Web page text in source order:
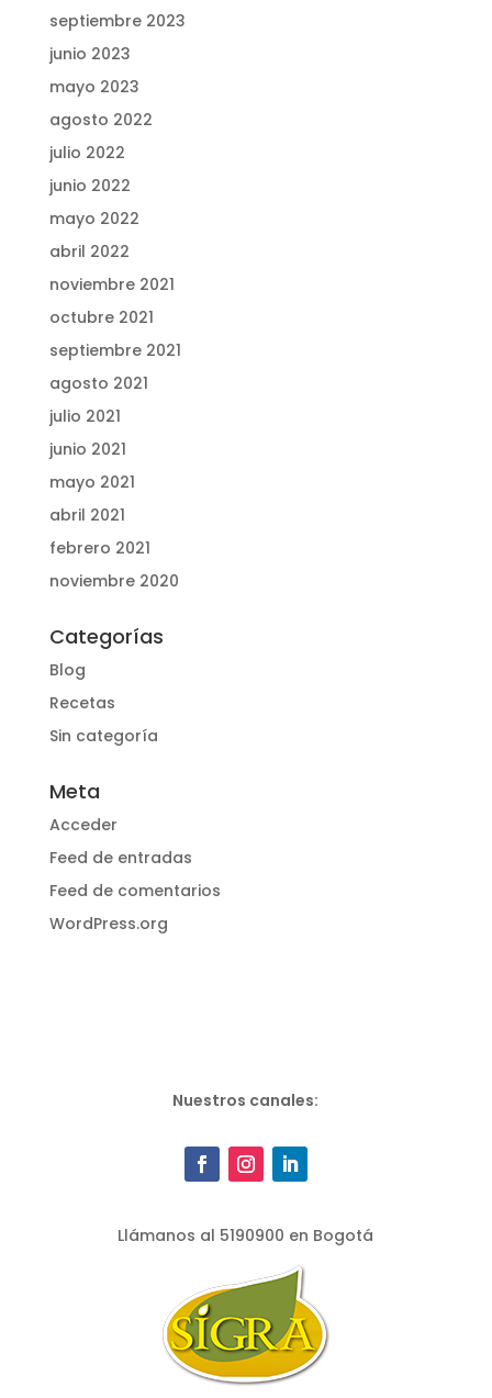
septiembre 2023
junio 2023
mayo 2023
agosto 2022
julio 2022
junio 2022
mayo 2022
abril 2022
noviembre 2021
octubre 2021
septiembre 2021
agosto 2021
julio 2021
junio 2021
mayo 2021
abril 2021
febrero 2021
noviembre 2020
Categorías
Blog
Recetas
Sin categoría
Meta
Acceder
Feed de entradas
Feed de comentarios
WordPress.org
Nuestros canales:
Llámanos al 5190900 en Bogotá